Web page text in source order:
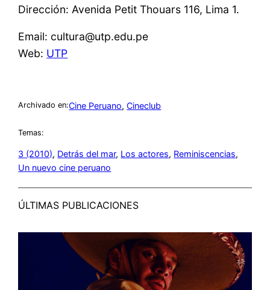
Dirección: Avenida Petit Thouars 116, Lima 1.
Email: cultura@utp.edu.pe
Web: UTP
Archivado en:Cine Peruano, Cineclub
Temas:
3 (2010), Detrás del mar, Los actores, Reminiscencias
Un nuevo cine peruano
ÚLTIMAS PUBLICACIONES